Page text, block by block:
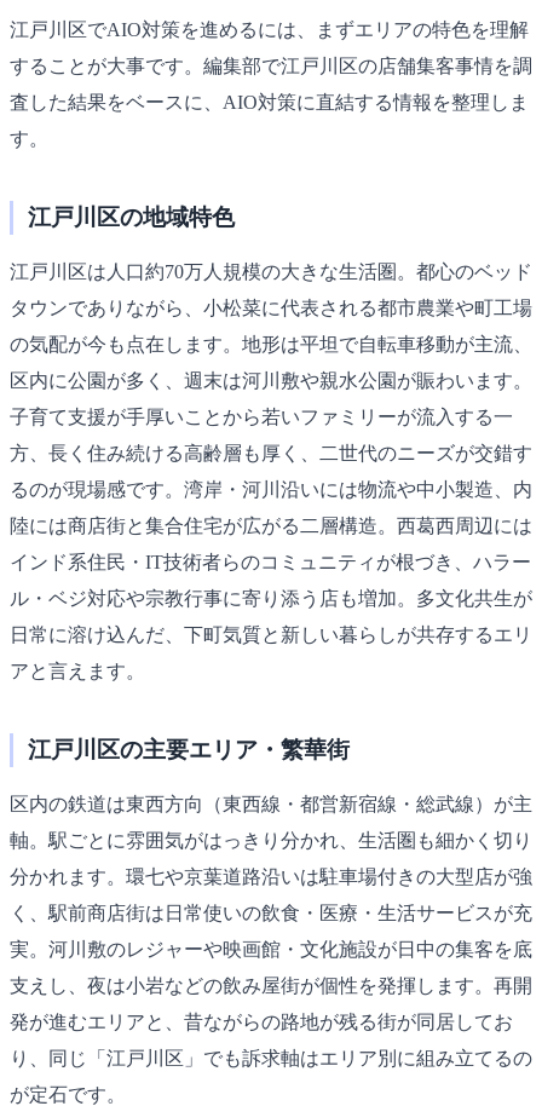
江戸川区でAIO対策を進めるには、まずエリアの特色を理解
することが大事です。編集部で江戸川区の店舗集客事情を調
査した結果をベースに、AIO対策に直結する情報を整理しま
す。
江戸川区の地域特色
江戸川区は人口約70万人規模の大きな生活圏。都心のベッド
タウンでありながら、小松菜に代表される都市農業や町工場
の気配が今も点在します。地形は平坦で自転車移動が主流、
区内に公園が多く、週末は河川敷や親水公園が賑わいます。
子育て支援が手厚いことから若いファミリーが流入する一
方、長く住み続ける高齢層も厚く、二世代のニーズが交錯す
るのが現場感です。湾岸・河川沿いには物流や中小製造、内
陸には商店街と集合住宅が広がる二層構造。西葛西周辺には
インド系住民・IT技術者らのコミュニティが根づき、ハラー
ル・ベジ対応や宗教行事に寄り添う店も増加。多文化共生が
日常に溶け込んだ、下町気質と新しい暮らしが共存するエリ
アと言えます。
江戸川区の主要エリア・繁華街
区内の鉄道は東西方向（東西線・都営新宿線・総武線）が主
軸。駅ごとに雰囲気がはっきり分かれ、生活圏も細かく切り
分かれます。環七や京葉道路沿いは駐車場付きの大型店が強
く、駅前商店街は日常使いの飲食・医療・生活サービスが充
実。河川敷のレジャーや映画館・文化施設が日中の集客を底
支えし、夜は小岩などの飲み屋街が個性を発揮します。再開
発が進むエリアと、昔ながらの路地が残る街が同居してお
り、同じ「江戸川区」でも訴求軸はエリア別に組み立てるの
が定石です。